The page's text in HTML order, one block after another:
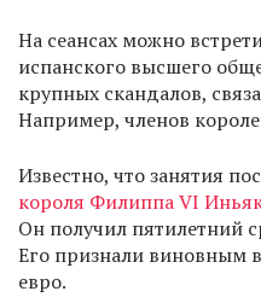
На сеансах можно
испанского высшего
крупных скандалов,
Например, членов
Известно, что занятия
короля Филиппа VI
Он получил пятилетний
Его признали виновным
евро.